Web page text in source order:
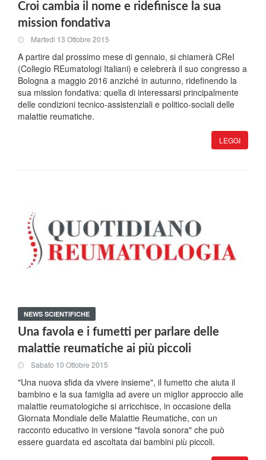
Croi cambia il nome e ridefinisce la sua
mission fondativa
Martedi 13 Ottobre 2015
A partire dal prossimo mese di gennaio, si chiamerà CReI
(Collegio REumatologi Italiani) e celebrerà il suo congresso a
Bologna a maggio 2016 anziché in autunno, ridefinendo la
sua mission fondativa: quella di interessarsi principalmente
delle condizioni tecnico-assistenziali e politico-sociali delle
malattie reumatiche.
LEGGI
NEWS SCIENTIFICHE
Una favola e i fumetti per parlare delle
malattie reumatiche ai più piccoli
Sabato 10 Ottobre 2015
"Una nuova sfida da vivere insieme", il fumetto che aiuta il
bambino e la sua famiglia ad avere un miglior approccio alle
malattie reumatologiche si arricchisce, in occasione della
Giornata Mondiale delle Malattie Reumatiche, con un
racconto educativo in versione "favola sonora" che può
essere guardata ed ascoltata dai bambini più piccoli.